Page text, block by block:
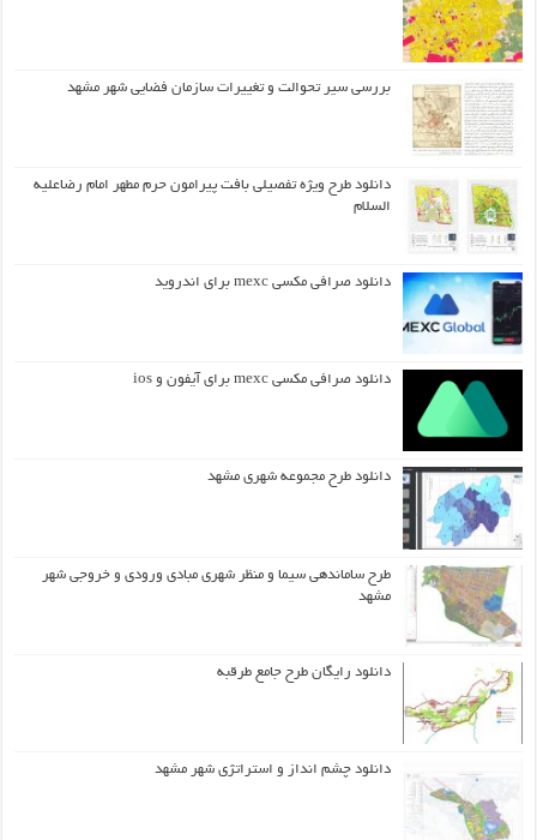
بررسی سیر تحوالت و تغییرات سازمان فضایی شهر مشهد
دانلود طرح ويژه تفصيلي بافت پيرامون حرم مطهر امام رضاعليه
السلام
دانلود صرافی مکسی mexc برای اندروید
دانلود صرافی مکسی mexc برای آیفون و ios
دانلود طرح مجموعه شهری مشهد
طرح ساماندهی سیما و منظر شهری مبادی ورودی و خروجی شهر
مشهد
دانلود رایگان طرح جامع طرقبه
دانلود چشم انداز و استراتژی شهر مشهد